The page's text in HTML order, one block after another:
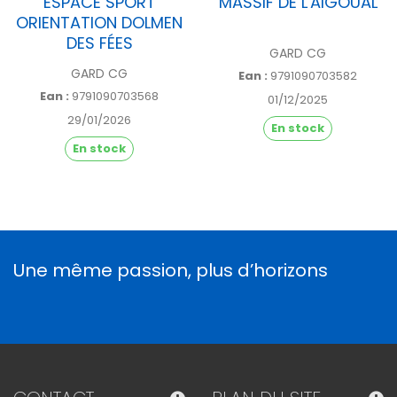
ORIENTATION DOLMEN
DES FÉES
GARD CG
Ean : 9791090703568
29/01/2026
En stock
GARD CG
Ean : 9791090703582
01/12/2025
En stock
Une même passion, plus d’horizons